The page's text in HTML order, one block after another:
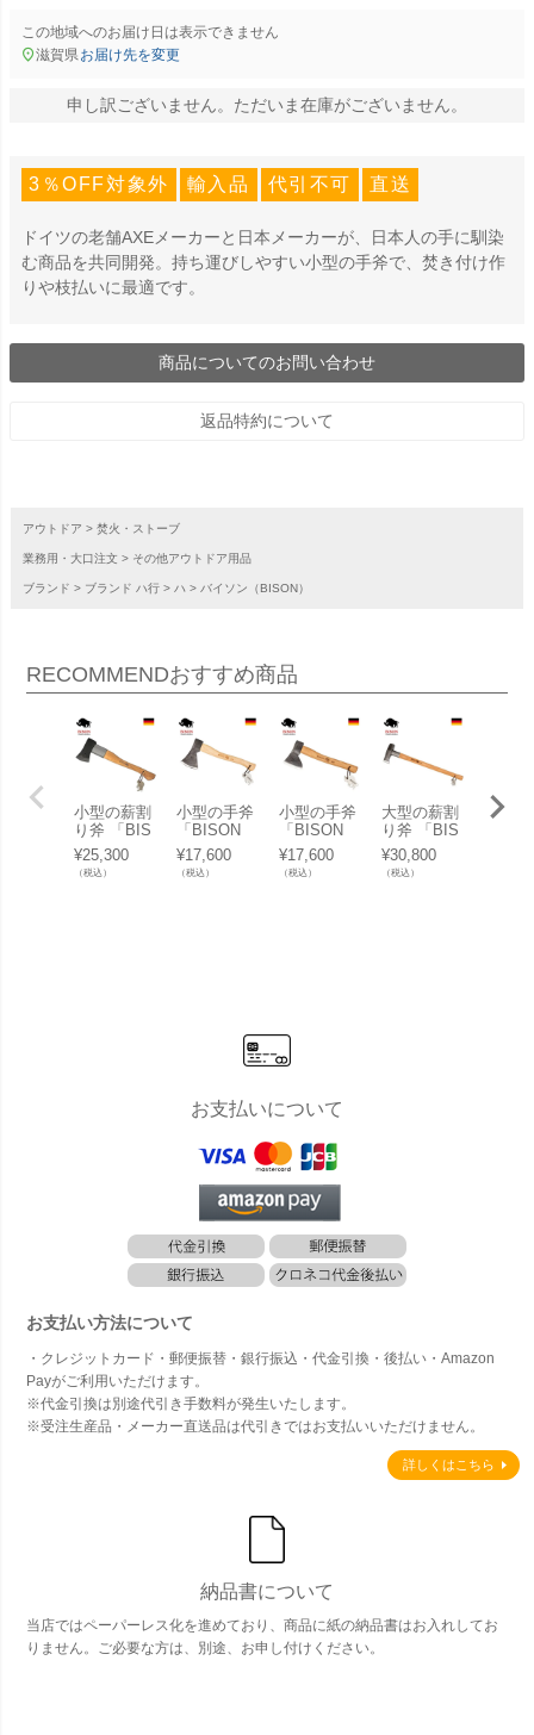
この地域へのお届け日は表示できません
滋賀県お届け先を変更
申し訳ございません。ただいま在庫がございません。
3％OFF対象外 輸入品 代引不可 直送
ドイツの老舗AXEメーカーと日本メーカーが、日本人の手に馴染
む商品を共同開発。持ち運びしやすい小型の手斧で、焚き付け作
りや枝払いに最適です。
商品についてのお問い合わせ
返品特約について
アウトドア 焚火・ストーブ
業務用・大口注文 その他アウトドア用品
ブランド ブランド ハ行 ハ バイソン（BISON）
RECOMMENDおすすめ商品
小型の薪割
り斧 「BIS
ON（バイ
ソン） AXE
1879シリー
¥25,300
（税込）
小型の手斧
「BISON
（バイソ
ン） AXE 1
879シリー
¥17,600
（税込）
小型の手斧
「BISON
（バイソ
ン） AXE 1
879シリー
¥17,600
（税込）
大型の薪割
り斧 「BIS
ON（バイ
ソン） AXE
1879シリー
¥30,800
（税込）
原木
お支払いについて
お支払い方法について
・クレジットカード・郵便振替・銀行振込・代金引換・後払い・Amazon
Payがご利用いただけます。
※代金引換は別途代引き手数料が発生いたします。
※受注生産品・メーカー直送品は代引きではお支払いいただけません。
詳しくはこちら
納品書について
当店ではペーパーレス化を進めており、商品に紙の納品書はお入れしてお
りません。ご必要な方は、別途、お申し付けください。